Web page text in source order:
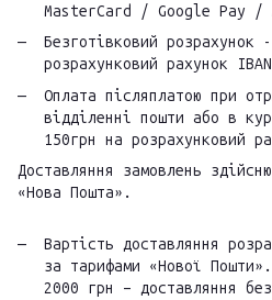
MasterCard / Google Pay /
Безготівковий розрахунок
розрахунковий рахунок
Оплата післяплатою при
відділенні пошти або в
150грн на розрахунковий
Доставляння замовлень
«Нова Пошта».
Вартість доставляння
за тарифами «Нової
2000 грн – доставляння